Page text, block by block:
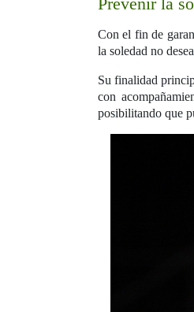
Con el fin de
la soledad no
Su finalidad
con
posibilitando que